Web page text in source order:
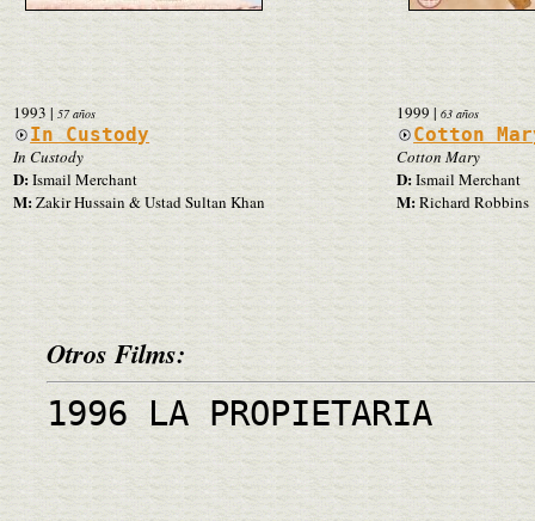
1993 | 57 años
In Custody
In Custody
D:Ismail Merchant
M:Zakir Hussain & Ustad Sultan Khan
1999 | 63 años
Cotton
Cotton Mary
D:Ismail Merchant
M:Richard Robbins
Otros Films:
1996 LA PROPIETARIA